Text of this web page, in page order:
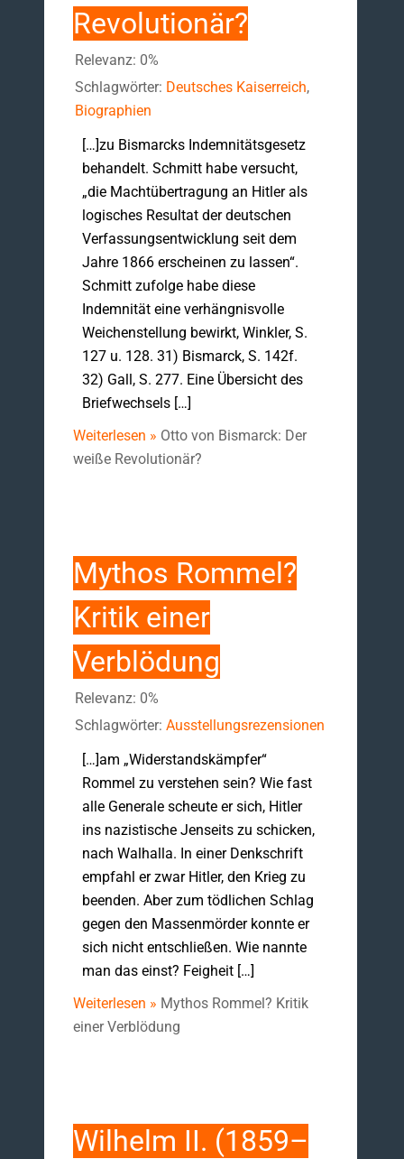
Revolutionär?
Relevanz: 0%
Schlagwörter: Deutsches Kaiserreich,
Biographien
[…]zu Bismarcks Indemnitätsgesetz
behandelt. Schmitt habe versucht,
„die Machtübertragung an Hitler als
logisches Resultat der deutschen
Verfassungsentwicklung seit dem
Jahre 1866 erscheinen zu lassen“.
Schmitt zufolge habe diese
Indemnität eine verhängnisvolle
Weichenstellung bewirkt, Winkler, S.
127 u. 128. 31) Bismarck, S. 142f.
32) Gall, S. 277. Eine Übersicht des
Briefwechsels […]
Weiterlesen » Otto von Bismarck: Der
weiße Revolutionär?
Mythos Rommel?
Kritik einer
Verblödung
Relevanz: 0%
Schlagwörter: Ausstellungsrezensionen
[…]am „Widerstandskämpfer“
Rommel zu verstehen sein? Wie fast
alle Generale scheute er sich, Hitler
ins nazistische Jenseits zu schicken,
nach Walhalla. In einer Denkschrift
empfahl er zwar Hitler, den Krieg zu
beenden. Aber zum tödlichen Schlag
gegen den Massenmörder konnte er
sich nicht entschließen. Wie nannte
man das einst? Feigheit […]
Weiterlesen » Mythos Rommel? Kritik
einer Verblödung
Wilhelm II. (1859–